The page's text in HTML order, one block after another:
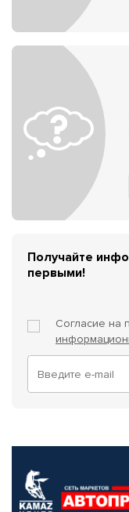
Получайте
первыми!
Согласие на